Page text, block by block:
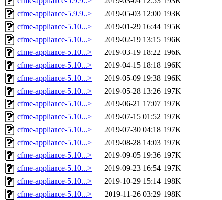
cfme-appliance-5.9.9..>
2019-05-03 12:00 193K
cfme-appliance-5.10...>
2019-01-29 16:44 195K
cfme-appliance-5.10...>
2019-02-19 13:15 196K
cfme-appliance-5.10...>
2019-03-19 18:22 196K
cfme-appliance-5.10...>
2019-04-15 18:18 196K
cfme-appliance-5.10...>
2019-05-09 19:38 196K
cfme-appliance-5.10...>
2019-05-28 13:26 197K
cfme-appliance-5.10...>
2019-06-21 17:07 197K
cfme-appliance-5.10...>
2019-07-15 01:52 197K
cfme-appliance-5.10...>
2019-07-30 04:18 197K
cfme-appliance-5.10...>
2019-08-28 14:03 197K
cfme-appliance-5.10...>
2019-09-05 19:36 197K
cfme-appliance-5.10...>
2019-09-23 16:54 197K
cfme-appliance-5.10...>
2019-10-29 15:14 198K
cfme-appliance-5.10...>
2019-11-26 03:29 198K